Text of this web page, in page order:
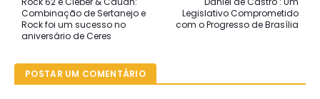
Legislativo Comprometido
com o Progresso de Brasília
Combinação de Sertanejo e
Rock foi um sucesso no
aniversário de Ceres
POSTAR UM COMENTÁRIO